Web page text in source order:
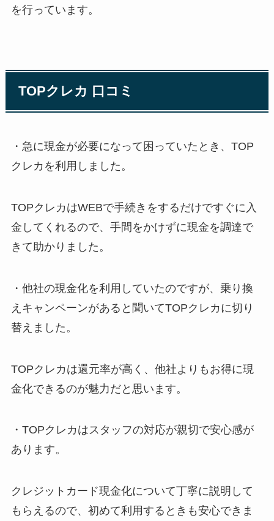
を行っています。
TOPクレカ 口コミ
・急に現金が必要になって困っていたとき、TOP
クレカを利用しました。
TOPクレカはWEBで手続きをするだけですぐに入
金してくれるので、手間をかけずに現金を調達で
きて助かりました。
・他社の現金化を利用していたのですが、乗り換
えキャンペーンがあると聞いてTOPクレカに切り
替えました。
TOPクレカは還元率が高く、他社よりもお得に現
金化できるのが魅力だと思います。
・TOPクレカはスタッフの対応が親切で安心感が
あります。
クレジットカード現金化について丁寧に説明して
もらえるので、初めて利用するときも安心できま